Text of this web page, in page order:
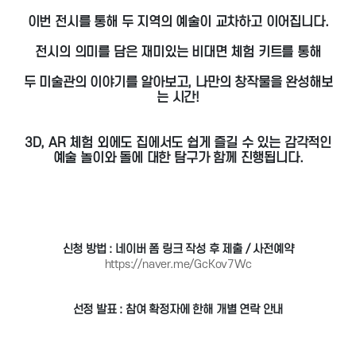
이번 전시를 통해 두 지역의 예술이 교차하고 이어집니다.
전시의 의미를 담은 재미있는 비대면 체험 키트를 통해
두 미술관의 이야기를 알아보고, 나만의 창작물을 완성해보
는 시간!
3D, AR 체험 외에도 집에서도 쉽게 즐길 수 있는 감각적인
예술 놀이와 돌에 대한 탐구가 함께 진행됩니다.
신청 방법 : 네이버 폼 링크 작성 후 제출 / 사전예약
https://naver.me/GcKov7Wc
선정 발표 : 참여 확정자에 한해 개별 연락 안내